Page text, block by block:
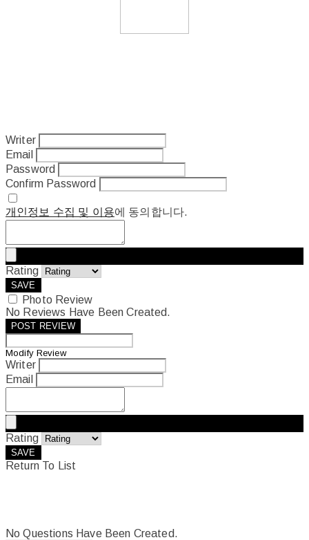
Writer
Email
Password
Confirm Password
개인정보 수집 및 이용에 동의합니다.
Rating
SAVE
Photo Review
No Reviews Have Been Created.
POST REVIEW
Modify Review
Writer
Email
Rating
SAVE
Return To List
No Questions Have Been Created.